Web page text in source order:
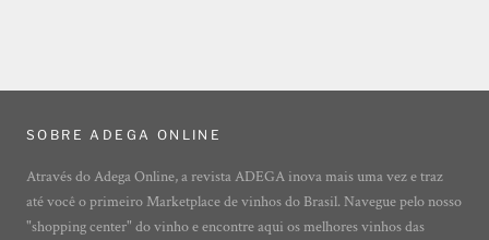
SOBRE ADEGA ONLINE
Através do Adega Online, a revista ADEGA inova mais uma vez e traz
até você o primeiro Marketplace de vinhos do Brasil. Navegue pelo nosso
"shopping center" do vinho e encontre aqui os melhores vinhos das